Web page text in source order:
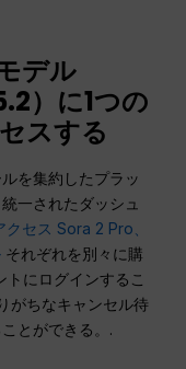
デル
）に1つの
スする
を集約したプラッ
統一されたダッシュ
クセス Sora 2 Pro、
それぞれを別々に購
にログインするこ
がちなキャンセル待
とができる。.